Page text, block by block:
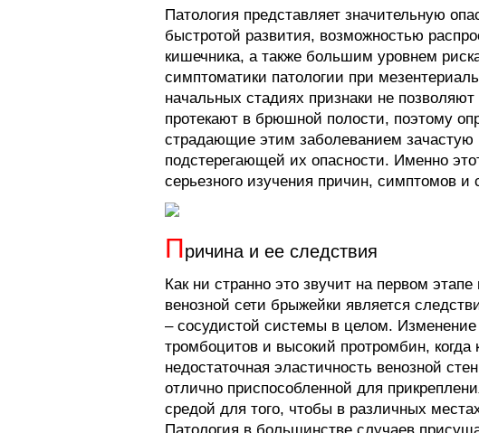
Патология представляет значительную
быстротой развития, возможностью
кишечника, а также большим уровнем
симптоматики патологии при
начальных стадиях признаки не
протекают в брюшной полости, поэтому
страдающие этим заболеванием зачастую
подстерегающей их опасности. Именно
серьезного изучения причин, симптомов и
Причина и ее следствия
Как ни странно это звучит на первом
венозной сети брыжейки является
– сосудистой системы в целом. Изменение
тромбоцитов и высокий протромбин, когда
недостаточная эластичность венозной
отлично приспособленной для
средой для того, чтобы в различных